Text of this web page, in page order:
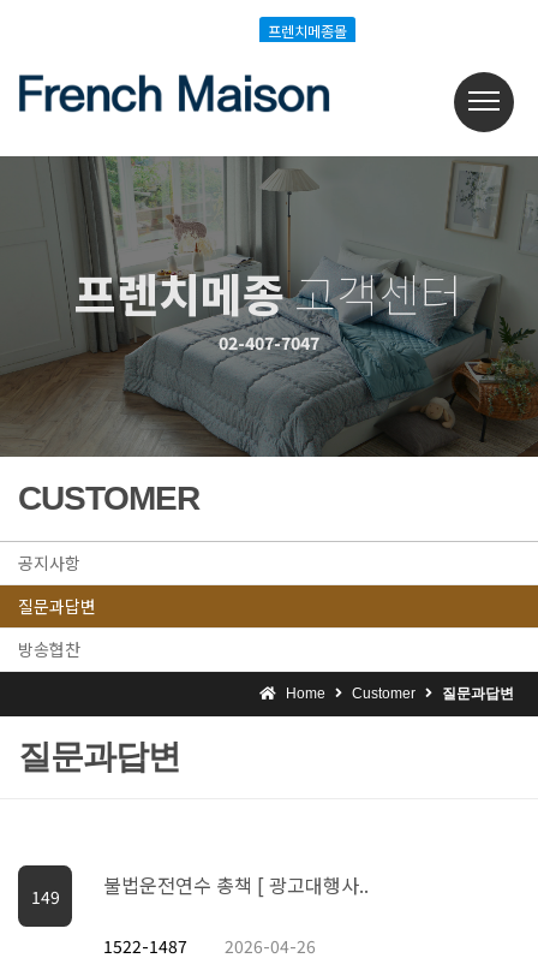
프렌치메종몰
프렌치메종고객센터
02-407-7047
CUSTOMER
공지사항
질문과답변
방송협찬
Home Customer 질문과답변
질문과답변
149 불법운전연수 총책 [ 광고대행사..
1522-1487 2026-04-26